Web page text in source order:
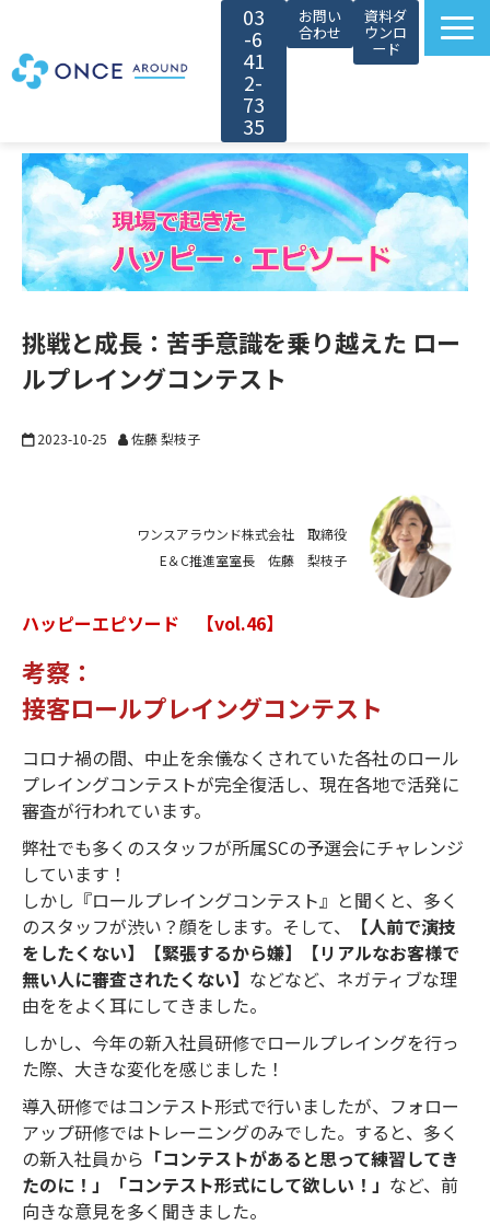
03
-6
41
2-
73
35
お問い
合わせ
資料ダ
ウンロ
ード
選ばれる理由
サービス紹介
対象者別カスタマイズ
導入事例
お役立ち情報
挑戦と成長：苦手意識を乗り越えた ロー
ルプレイングコンテスト
2023-10-25 佐藤 梨枝子
ワンスアラウンド株式会社 取締役
E＆C推進室室長 佐藤 梨枝子
ハッピーエピソード 【vol.46】
考察：
​​​​​​​接客ロールプレイングコンテスト
コロナ禍の間、中止を余儀なくされていた各社のロール
プレイングコンテストが完全復活し、現在各地で活発に
審査が行われています。
弊社でも多くのスタッフが所属SCの予選会にチャレンジ
しています！
しかし『ロールプレイングコンテスト』と聞くと、多く
のスタッフが渋い？顔をします。そして、
【人前で演技
をしたくない】【緊張するから嫌】【リアルなお客様で
無い人に審査されたくない】 などなど、ネガティブな理
由ををよく耳にしてきました。
しかし、今年の新入社員研修でロールプレイングを行っ
た際、大きな変化を感じました！
導入研修ではコンテスト形式で行いましたが、フォロー
アップ研修ではトレーニングのみでした。すると、多く
の新入社員から 「コンテストがあると思って練習してき
たのに！」「コンテスト形式にして欲しい！」 など、前
向きな意見を多く聞きました。